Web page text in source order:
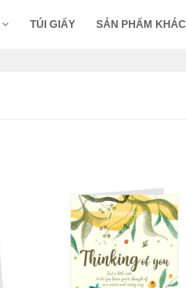
TÚI GIẤY SẢN PHẨM KHÁC